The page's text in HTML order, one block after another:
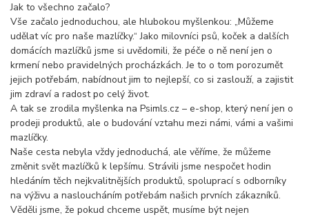
Jak to všechno začalo?
Vše začalo jednoduchou, ale hlubokou myšlenkou: „Můžeme
udělat víc pro naše mazlíčky.“ Jako milovníci psů, koček a dalších
domácích mazlíčků jsme si uvědomili, že péče o ně není jen o
krmení nebo pravidelných procházkách. Je to o tom porozumět
jejich potřebám, nabídnout jim to nejlepší, co si zaslouží, a zajistit
jim zdraví a radost po celý život.
A tak se zrodila myšlenka na Psimls.cz – e-shop, který není jen o
prodeji produktů, ale o budování vztahu mezi námi, vámi a vašimi
mazlíčky.
Naše cesta nebyla vždy jednoduchá, ale věříme, že můžeme
změnit svět mazlíčků k lepšímu. Strávili jsme nespočet hodin
hledáním těch nejkvalitnějších produktů, spoluprací s odborníky
na výživu a nasloucháním potřebám našich prvních zákazníků.
Věděli jsme, že pokud chceme uspět, musíme být nejen